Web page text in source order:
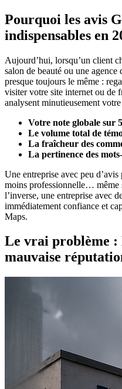
Pourquoi les avis
indispensables en
Aujourd’hui, lorsqu’un client
salon de beauté ou une
presque toujours le même :
visiter votre site internet ou de
analysent minutieusement
Votre note globale sur
Le volume total de
La fraîcheur des
La pertinence des
Une entreprise avec peu
moins professionnelle… même
l’inverse, une entreprise avec
immédiatement confiance et
Maps.
Le vrai problème :
mauvaise